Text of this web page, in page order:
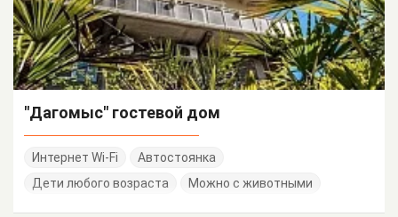
"Дагомыс" гостевой дом
Интернет Wi-Fi
Автостоянка
Дети любого возраста
Можно с животными